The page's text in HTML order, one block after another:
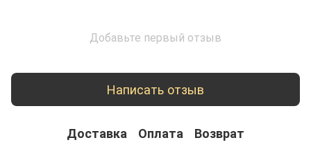
Добавьте первый отзыв
Написать отзыв
Доставка Оплата Возврат